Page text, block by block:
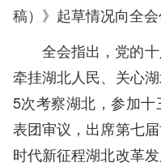
稿）》起草情况向全会
全会指出，党的
牵挂湖北人民、关心
5次考察湖北，参加
表团审议，出席第七
时代新征程湖北改革